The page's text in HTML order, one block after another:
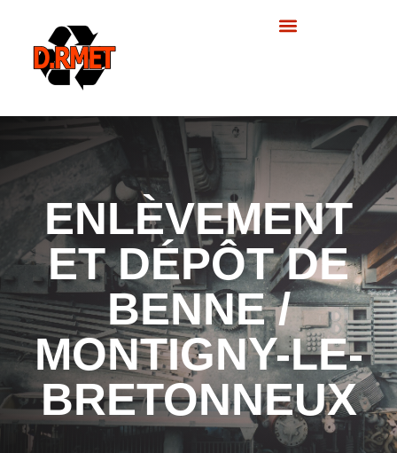
ENLÈVEMENT
ET DÉPÔT DE
BENNE /
MONTIGNY-LE-
BRETONNEUX